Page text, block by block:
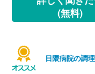
(無料)
日隈病院の調